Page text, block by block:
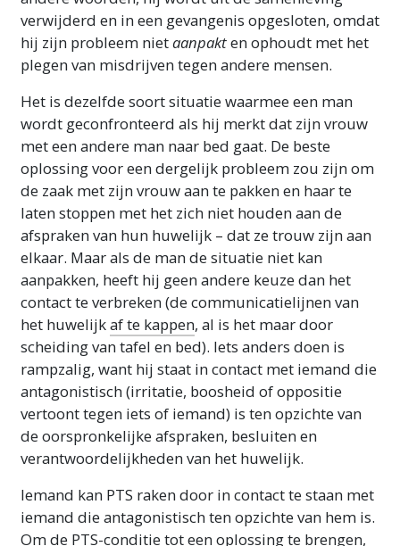
verwijderd en in een gevangenis opgesloten, omdat
hij zijn probleem nietaanpakten ophoudt met het
plegen van misdrijven tegen andere mensen.
Het is dezelfde soort situatie waarmee een man
wordt geconfronteerd als hij merkt dat zijn vrouw
met een andere man naar bed gaat. De beste
oplossing voor een dergelijk probleem zou zijn om
de zaak met zijn vrouw aan te pakken en haar te
laten stoppen met het zich niet houden aan de
afspraken van hun huwelijk – dat ze trouw zijn aan
elkaar. Maar als de man de situatie niet kan
aanpakken, heeft hij geen andere keuze dan het
contact te verbreken (de communicatielijnen van
het huwelijkaf te kappen, al is het maar door
scheiding van tafel en bed). Iets anders doen is
rampzalig, want hij staat in contact met iemand die
antagonistisch (irritatie, boosheid of oppositie
vertoont tegen iets of iemand) is ten opzichte van
de oorspronkelijke afspraken, besluiten en
verantwoordelijkheden van het huwelijk.
Iemand kan PTS raken door in contact te staan met
iemand die antagonistisch ten opzichte van hem is.
Om de PTS-conditie tot een oplossing te brengen,